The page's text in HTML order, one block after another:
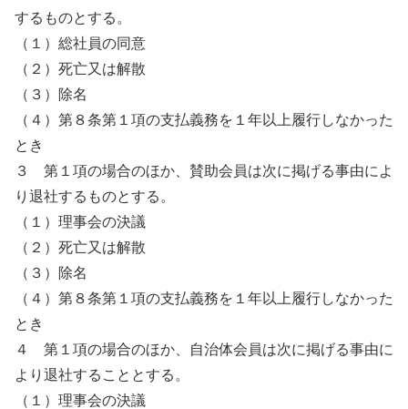
するものとする。
（１）総社員の同意
（２）死亡又は解散
（３）除名
（４）第８条第１項の支払義務を１年以上履行しなかった
とき
３ 第１項の場合のほか、賛助会員は次に掲げる事由によ
り退社するものとする。
（１）理事会の決議
（２）死亡又は解散
（３）除名
（４）第８条第１項の支払義務を１年以上履行しなかった
とき
４ 第１項の場合のほか、自治体会員は次に掲げる事由に
より退社することとする。
（１）理事会の決議